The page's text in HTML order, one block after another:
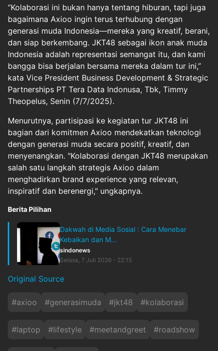
“Kolaborasi ini bukan hanya tentang hiburan, tapi juga
bagaimana Axioo ingin terus terhubung dengan
generasi muda Indonesia—mereka yang kreatif, berani,
dan siap berkembang. JKT48 sebagai ikon anak muda
Indonesia adalah representasi semangat itu, dan kami
bangga bisa berjalan bersama mereka dalam tur ini,”
kata Vice President Business Development & Strategic
Partnerships PT Tera Data Indonusa, Tbk, Timmy
Theopelus, Senin (7/7/2025).
Menurutnya, partisipasi ke kegiatan tur JKT48 ini
bagian dari komitmen Axioo mendekatkan teknologi
dengan generasi muda secara positif, kreatif, dan
menyenangkan. "Kolaborasi dengan JKT48 merupakan
salah satu langkah strategis Axioo dalam
menghadirkan brand experience yang relevan,
inspiratif dan berenergi," ungkapnya.
Berita Pilihan
Dakwah di Media Sosial : Cara Menebar
Kebaikan dan M...
sindonews
Selasa, 7 Juli 2026 - 22:15
Original Source
#axioo #generasimuda #jkt48 #kolaborasi
#laptop #lifestyle #meetandgreet #roadshow